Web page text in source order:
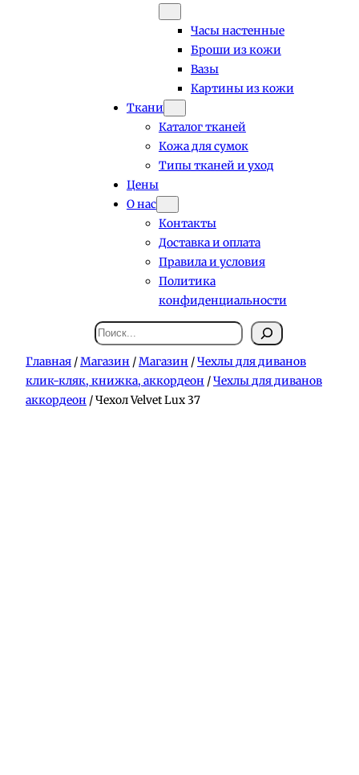
Часы настенные
Броши из кожи
Вазы
Картины из кожи
Ткани
Каталог тканей
Кожа для сумок
Типы тканей и уход
Цены
О нас
Контакты
Доставка и оплата
Правила и условия
Политика
конфиденциальности
Поиск
Главная /Магазин /Магазин /Чехлы для диванов
клик-кляк, книжка, аккордеон /Чехлы для диванов
аккордеон / Чехол Velvet Lux 37